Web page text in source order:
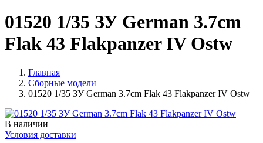
01520 1/35 ЗУ German 3.7cm
Flak 43 Flakpanzer IV Ostw
Главная
Сборные модели
01520 1/35 ЗУ German 3.7cm Flak 43 Flakpanzer IV Ostw
В наличии
Условия доставки